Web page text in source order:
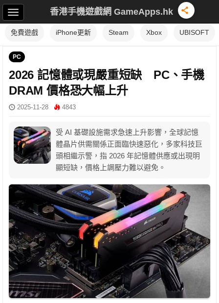
香港手機遊戲網 GameApps.hk
免費遊戲 iPhone更新 Steam Xbox UBISOFT
PC
2026 記憶體或現嚴重短缺 PC、手機
DRAM 價格恐大幅上升
2025-11-28 4843
受 AI 基礎設施需求急速上升影響，全球記憶
體晶片供需關係正面臨快速惡化，多家科技巨
頭相繼示警，指 2026 年記憶體供應或出現明
顯短缺，價格上調壓力難以避免。